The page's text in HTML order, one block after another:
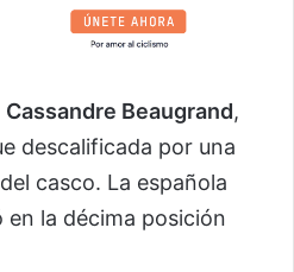
Cassandre Beaugrand,
descalificada por una
casco. La española
en la décima posición